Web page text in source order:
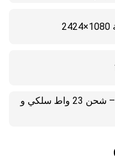
5100 مللي أمبير – شحن 23 واط سلكي و